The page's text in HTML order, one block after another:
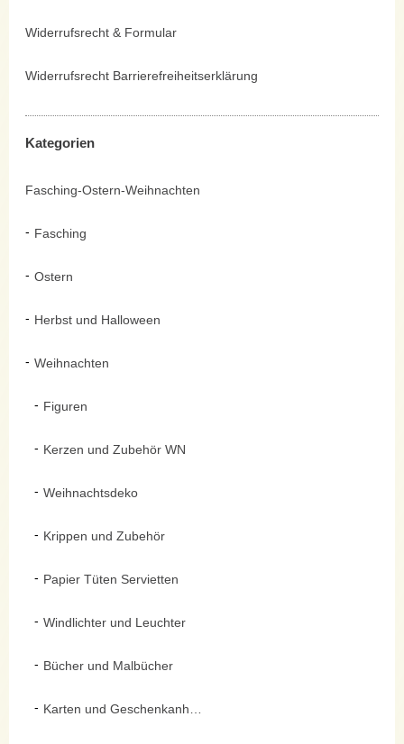
Widerrufsrecht & Formular
Widerrufsrecht Barrierefreiheitserklärung
Kategorien
Fasching-Ostern-Weihnachten
Fasching
Ostern
Herbst und Halloween
Weihnachten
Figuren
Kerzen und Zubehör WN
Weihnachtsdeko
Krippen und Zubehör
Papier Tüten Servietten
Windlichter und Leuchter
Bücher und Malbücher